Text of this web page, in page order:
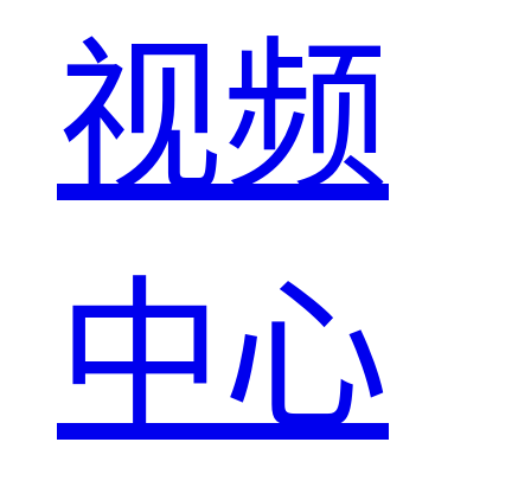
视频
中心